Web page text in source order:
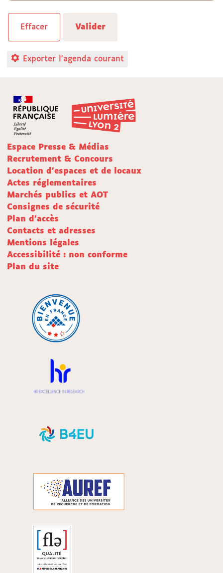
Exporter l'agenda courant
Espace Presse & Médias
Recrutement & Concours
Location d'espaces et de locaux
Actes réglementaires
Marchés publics et AOT
Consignes de sécurité
Plan d'accès
Contacts et adresses
Mentions légales
Accessibilité : non conforme
Plan du site